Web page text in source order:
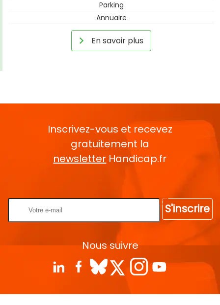
Parking
Annuaire
En savoir plus
Inscrivez-vous et recevez
gratuitement la
newsletter Handicap.fr
S'inscrire
Nous suivre